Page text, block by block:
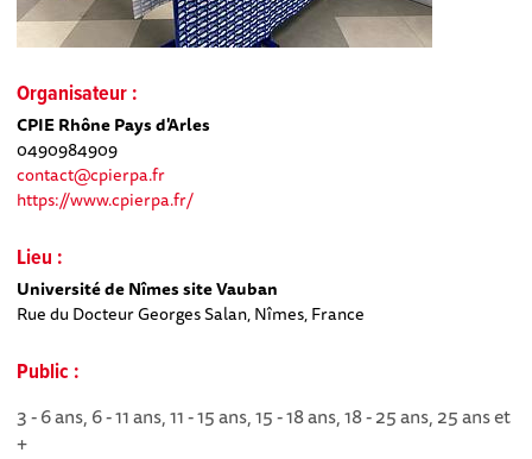
Organisateur :
CPIE Rhône Pays d'Arles
0490984909
contact@cpierpa.fr
https://www.cpierpa.fr/
Lieu :
Université de Nîmes site Vauban
Rue du Docteur Georges Salan, Nîmes, France
Public :
3 - 6 ans, 6 - 11 ans, 11 - 15 ans, 15 - 18 ans, 18 - 25 ans, 25 ans et
+